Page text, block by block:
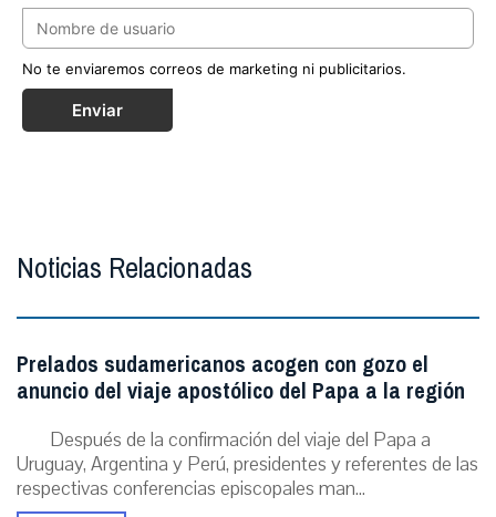
No te enviaremos correos de marketing ni publicitarios.
Enviar
Noticias Relacionadas
Prelados sudamericanos acogen con gozo el
anuncio del viaje apostólico del Papa a la región
Después de la confirmación del viaje del Papa a
Uruguay, Argentina y Perú, presidentes y referentes de las
respectivas conferencias episcopales man...